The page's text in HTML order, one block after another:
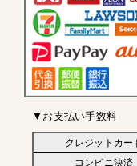
▼お支払い手数料
クレジットカー
コンビニ決済